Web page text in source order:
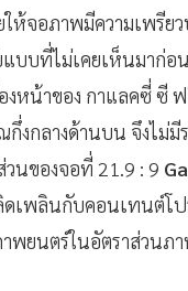
ห้จอภาพมีความเพรีย
บบที่ไม่เคยเห็นมาก่อ
หน้าของ กาแลคซี่ ซี
งกลางด้านบน จึงไม่
วนของจอที่ 21.9 : 9
เพลินกับคอนเทนต์โป
พยนตร์ในอัตราส่วนภ